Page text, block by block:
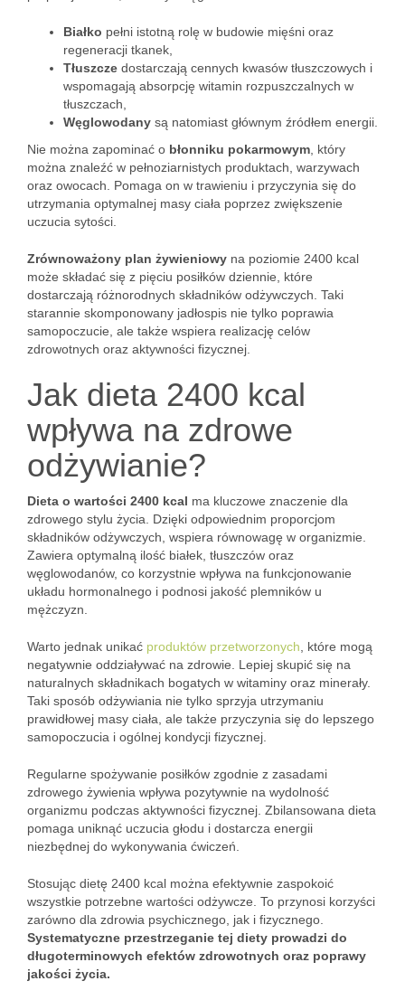
Białko pełni istotną rolę w budowie mięśni oraz
regeneracji tkanek,
Tłuszcze dostarczają cennych kwasów tłuszczowych i
wspomagają absorpcję witamin rozpuszczalnych w
tłuszczach,
Węglowodany są natomiast głównym źródłem energii.
Nie można zapominać o błonniku pokarmowym , który
można znaleźć w pełnoziarnistych produktach, warzywach
oraz owocach. Pomaga on w trawieniu i przyczynia się do
utrzymania optymalnej masy ciała poprzez zwiększenie
uczucia sytości.
Zrównoważony plan żywieniowy na poziomie 2400 kcal
może składać się z pięciu posiłków dziennie, które
dostarczają różnorodnych składników odżywczych. Taki
starannie skomponowany jadłospis nie tylko poprawia
samopoczucie, ale także wspiera realizację celów
zdrowotnych oraz aktywności fizycznej.
Jak dieta 2400 kcal
wpływa na zdrowe
odżywianie?
Dieta o wartości 2400 kcal ma kluczowe znaczenie dla
zdrowego stylu życia. Dzięki odpowiednim proporcjom
składników odżywczych, wspiera równowagę w organizmie.
Zawiera optymalną ilość białek, tłuszczów oraz
węglowodanów, co korzystnie wpływa na funkcjonowanie
układu hormonalnego i podnosi jakość plemników u
mężczyzn.
Warto jednak unikać produktów przetworzonych , które mogą
negatywnie oddziaływać na zdrowie. Lepiej skupić się na
naturalnych składnikach bogatych w witaminy oraz minerały.
Taki sposób odżywiania nie tylko sprzyja utrzymaniu
prawidłowej masy ciała, ale także przyczynia się do lepszego
samopoczucia i ogólnej kondycji fizycznej.
Regularne spożywanie posiłków zgodnie z zasadami
zdrowego żywienia wpływa pozytywnie na wydolność
organizmu podczas aktywności fizycznej. Zbilansowana dieta
pomaga uniknąć uczucia głodu i dostarcza energii
niezbędnej do wykonywania ćwiczeń.
Stosując dietę 2400 kcal można efektywnie zaspokoić
wszystkie potrzebne wartości odżywcze. To przynosi korzyści
zarówno dla zdrowia psychicznego, jak i fizycznego.
Systematyczne przestrzeganie tej diety prowadzi do
długoterminowych efektów zdrowotnych oraz poprawy
jakości życia.